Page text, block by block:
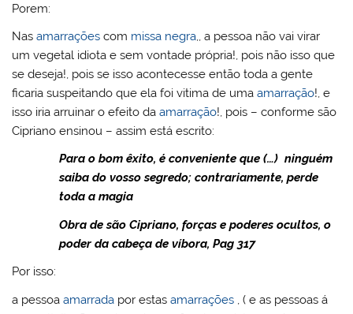
Porem:
Nasamarrações com missa negra,, a pessoa não vai virar
um vegetal idiota e sem vontade própria!, pois não isso que
se deseja!, pois se isso acontecesse então toda a gente
ficaria suspeitando que ela foi vitima de umaamarração!, e
isso iria arruinar o efeito daamarração!, pois – conforme são
Cipriano ensinou – assim está escrito:
Para o bom êxito, é conveniente que (…) ninguém
saiba do vosso segredo; contrariamente, perde
toda a magia
Obra de são Cipriano, forças e poderes ocultos, o
poder da cabeça de víbora, Pag 317
Por isso:
a pessoaamarrada por estasamarrações , ( e as pessoas á